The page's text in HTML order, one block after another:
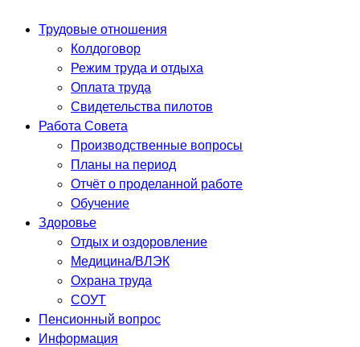
Трудовые отношения
Колдоговор
Режим труда и отдыха
Оплата труда
Свидетельства пилотов
Работа Совета
Производственные вопросы
Планы на период
Отчёт о проделанной работе
Обучение
Здоровье
Отдых и оздоровление
Медицина/ВЛЭК
Охрана труда
СОУТ
Пенсионный вопрос
Информация